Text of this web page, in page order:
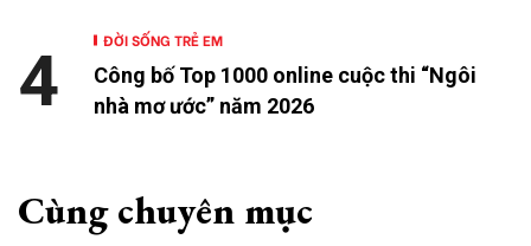
ĐỜI SỐNG TRẺ EM
Công bố Top 1000 online cuộc thi “Ngôi
nhà mơ ước” năm 2026
4
Cùng chuyên mục